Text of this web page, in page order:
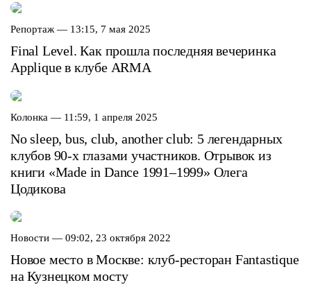
Репортаж — 13:15, 7 мая 2025
Final Level. Как прошла последняя вечеринка
Applique в клубе ARMA
Колонка — 11:59, 1 апреля 2025
No sleep, bus, club, another club: 5 легендарных
клубов 90-х глазами участников. Отрывок из
книги «Made in Dance 1991–1999» Олега
Цодикова
Новости — 09:02, 23 октября 2022
Новое место в Москве: клуб-ресторан Fantastique
на Кузнецком мосту